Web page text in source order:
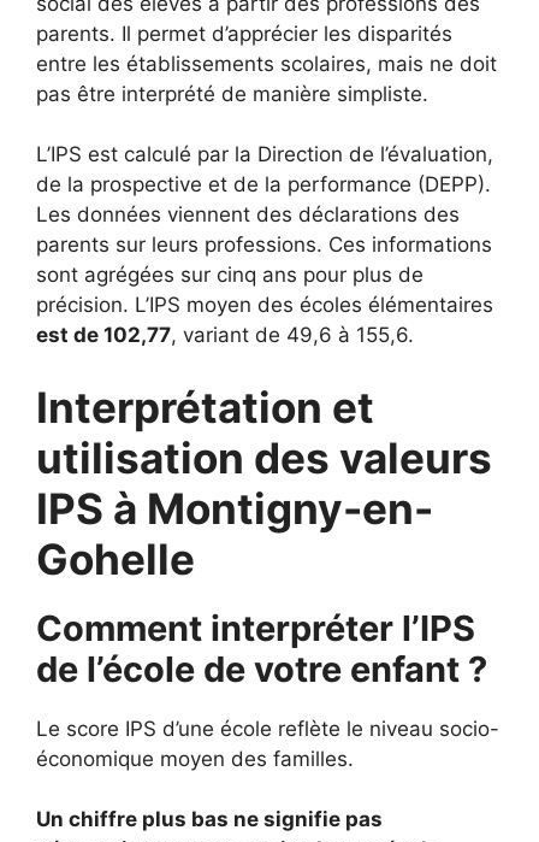
parents. Il permet d’apprécier les disparités
entre les établissements scolaires, mais ne doit
pas être interprété de manière simpliste.
L’IPS est calculé par la Direction de l’évaluation,
de la prospective et de la performance (DEPP).
Les données viennent des déclarations des
parents sur leurs professions. Ces informations
sont agrégées sur cinq ans pour plus de
précision. L’IPS moyen des écoles élémentaires
est de 102,77, variant de 49,6 à 155,6.
Interprétation et
utilisation des valeurs
IPS à Montigny-en-
Gohelle
Comment interpréter l’IPS
de l’école de votre enfant ?
Le score IPS d’une école reflète le niveau socio-
économique moyen des familles.
Un chiffre plus bas ne signifie pas